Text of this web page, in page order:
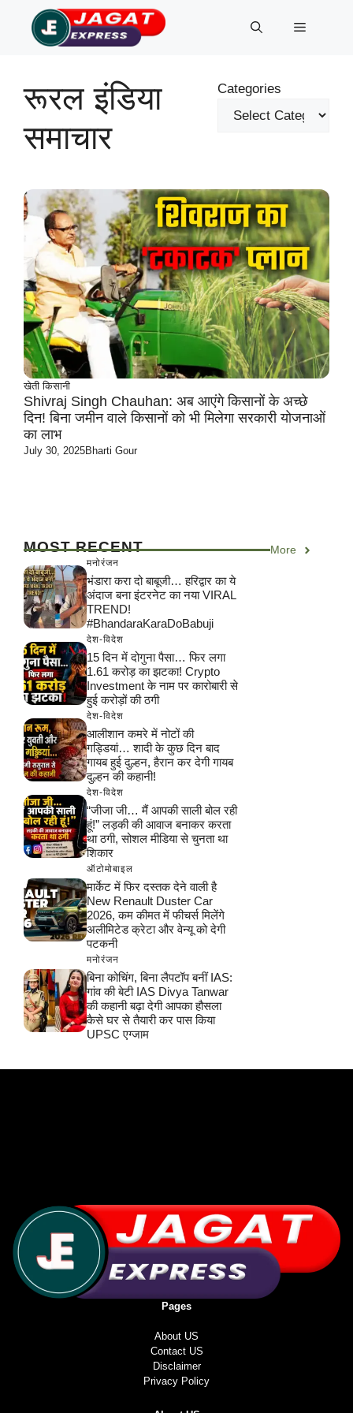
content
Menu
रूरल इंडिया
समाचार
Categories
खेती किसानी
Shivraj Singh Chauhan: अब आएंगे किसानों के अच्छे
दिन! बिना जमीन वाले किसानों को भी मिलेगा सरकारी योजनाओं
का लाभ
July 30, 2025Bharti Gour
MOST RECENT More
मनोरंजन
भंडारा करा दो बाबूजी… हरिद्वार का ये
अंदाज बना इंटरनेट का नया VIRAL
TREND!
#BhandaraKaraDoBabuji
देश-विदेश
15 दिन में दोगुना पैसा… फिर लगा
1.61 करोड़ का झटका! Crypto
Investment के नाम पर कारोबारी से
हुई करोड़ों की ठगी
देश-विदेश
आलीशान कमरे में नोटों की
गड्डियां… शादी के कुछ दिन बाद
गायब हुई दुल्हन, हैरान कर देगी गायब
दुल्हन की कहानी!
देश-विदेश
“जीजा जी… मैं आपकी साली बोल रही
हूं!” लड़की की आवाज बनाकर करता
था ठगी, सोशल मीडिया से चुनता था
शिकार
ऑटोमोबाइल
मार्केट में फिर दस्तक देने वाली है
New Renault Duster Car
2026, कम कीमत में फीचर्स मिलेंगे
अलीमिटेड क्रेटा और वेन्यू को देगी
पटकनी
मनोरंजन
बिना कोचिंग, बिना लैपटॉप बनीं IAS:
गांव की बेटी IAS Divya Tanwar
की कहानी बढ़ा देगी आपका हौसला
कैसे घर से तैयारी कर पास किया
UPSC एग्जाम
Pages
About US
Contact US
Disclaimer
Privacy Policy